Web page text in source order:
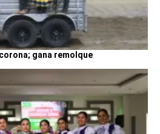
gana remolque